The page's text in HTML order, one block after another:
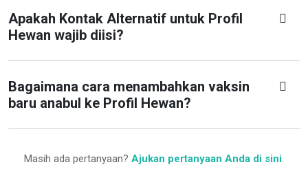
Apakah Kontak Alternatif untuk Profil
Hewan wajib diisi?
Bagaimana cara menambahkan vaksin
baru anabul ke Profil Hewan?
Masih ada pertanyaan? Ajukan pertanyaan Anda di sini.